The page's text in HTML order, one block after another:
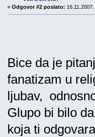
« Odgovor #2 poslato:
Bice da je
fanatizam u
ljubav,
Glupo bi bilo
koja ti